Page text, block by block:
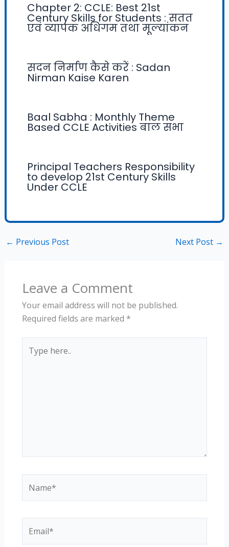
Chapter 2: CCLE: Best 21st
Century Skills for Students : सतत
एवं व्यापक अधिगम तथा मूल्यांकन
सदन निर्माण कैसे करें : Sadan
Nirman Kaise Karen
Baal Sabha : Monthly Theme
Based CCLE Activities बाल सभा
Principal Teachers Responsibility
to develop 21st Century Skills
Under CCLE
← Previous Post Next Post →
Leave a Comment
Your email address will not be published.
Required fields are marked *
here..